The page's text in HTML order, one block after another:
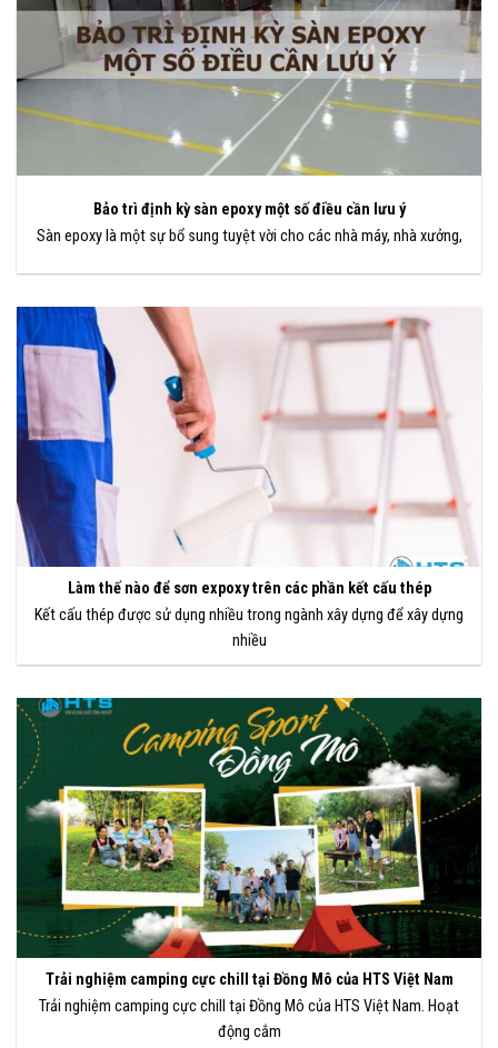
Bảo trì định kỳ sàn epoxy một số điều cần lưu ý
Sàn epoxy là một sự bổ sung tuyệt vời cho các nhà máy, nhà xưởng,
Làm thế nào để sơn expoxy trên các phần kết cấu thép
Kết cấu thép được sử dụng nhiều trong ngành xây dựng để xây dựng
nhiều
Trải nghiệm camping cực chill tại Đồng Mô của HTS Việt Nam
Trải nghiệm camping cực chill tại Đồng Mô của HTS Việt Nam. Hoạt
động cắm